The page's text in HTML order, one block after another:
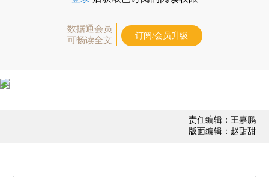
数据通会员
可畅读全文
订阅/会员升级
责任编辑：王嘉鹏
版面编辑：赵甜甜